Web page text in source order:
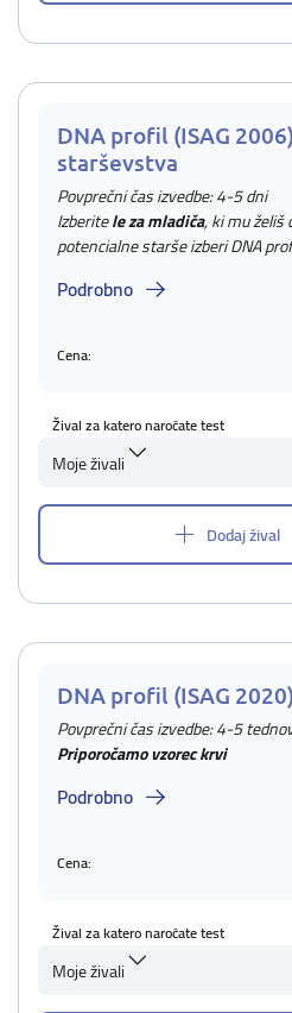
DNA profil (ISAG
starševstva
Povprečni čas izvedbe: 4-5 dni
Izberitele za mladiča, ki mu
potencialne starše izberi DNA
Podrobno
Cena:
Žival za katero naročate test
Moje živali
Dodaj žival
DNA profil (ISAG 2020)
Povprečni čas izvedbe: 4-5
Priporočamo vzorec krvi
Podrobno
Cena:
Žival za katero naročate test
Moje živali